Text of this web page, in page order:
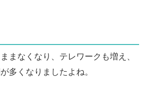
まなくなり、テレワークも増え、
多くなりましたよね。